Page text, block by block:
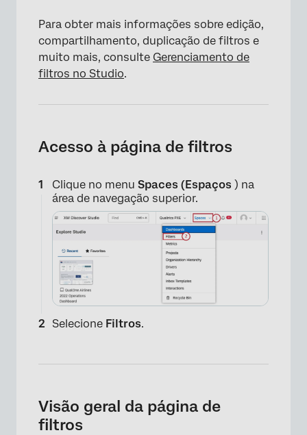
Para obter mais informações sobre edição,
compartilhamento, duplicação de filtros e
muito mais, consulte Gerenciamento de
filtros no Studio.
Acesso à página de filtros
Clique no menu Spaces (Espaços ) na
área de navegação superior.
Selecione Filtros.
Visão geral da página de
filtros